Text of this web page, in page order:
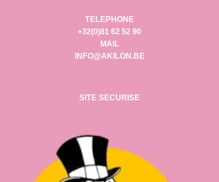
TELEPHONE
+32(0)81 62 52 90
MAIL
INFO@AKILON.BE
SITE SECURISE